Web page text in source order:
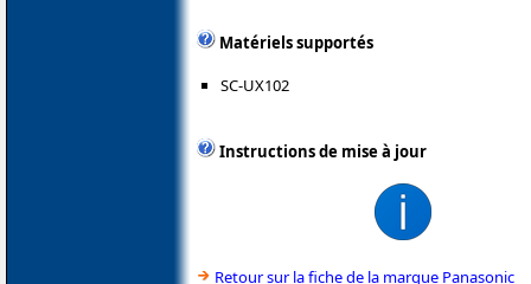
Matériels supportés
SC-UX102
Instructions de mise à jour
Retour sur la fiche de la marque Panasonic